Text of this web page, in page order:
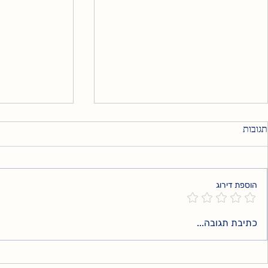
אני עדיין שם
תגובות
הוספת דירוג
כתיבת תגובה...